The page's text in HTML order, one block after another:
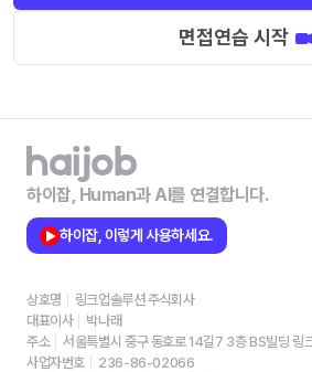
면접연습 시작
하이잡, Human과 AI를 연결합니다.
하이잡, 이렇게 사용하세요.
상호명
링크업솔루션 주식회사
대표이사
박나래
주소
서울특별시 중구 동호로 14길7 3층 BS빌딩 링
사업자번호
236-86-02066